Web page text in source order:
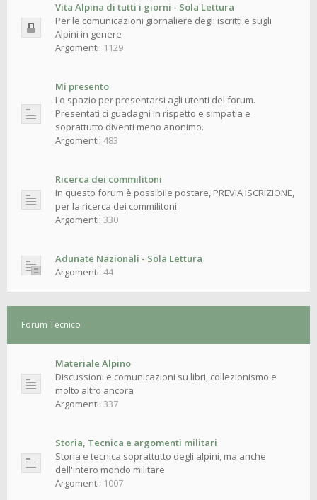
Vita Alpina di tutti i giorni - Sola Lettura
Per le comunicazioni giornaliere degli iscritti e sugli
Alpini in genere
Argomenti: 1129
Mi presento
Lo spazio per presentarsi agli utenti del forum.
Presentati ci guadagni in rispetto e simpatia e
soprattutto diventi meno anonimo.
Argomenti: 483
Ricerca dei commilitoni
In questo forum è possibile postare, PREVIA ISCRIZIONE,
per la ricerca dei commilitoni
Argomenti: 330
Adunate Nazionali - Sola Lettura
Argomenti: 44
Forum Tecnico
Materiale Alpino
Discussioni e comunicazioni su libri, collezionismo e
molto altro ancora
Argomenti: 337
Storia, Tecnica e argomenti militari
Storia e tecnica soprattutto degli alpini, ma anche
dell'intero mondo militare
Argomenti: 1007